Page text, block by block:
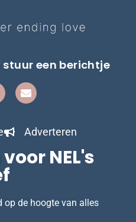
stuur een berichtje
Adverteren
NEL's
op de hoogte van alles